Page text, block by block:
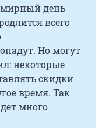
день
всего
Но могут
некоторые
скидки
время. Так
много